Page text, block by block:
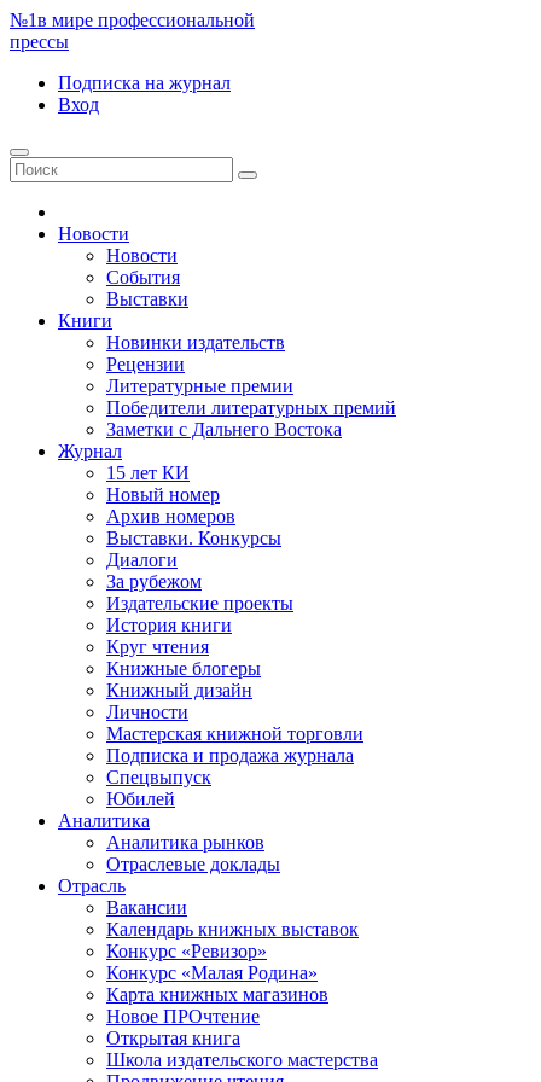
№1в мире профессиональной
прессы
Подписка на журнал
Вход
Новости
Новости
События
Выставки
Книги
Новинки издательств
Рецензии
Литературные премии
Победители литературных премий
Заметки с Дальнего Востока
Журнал
15 лет КИ
Новый номер
Архив номеров
Выставки. Конкурсы
Диалоги
За рубежом
Издательские проекты
История книги
Круг чтения
Книжные блогеры
Книжный дизайн
Личности
Мастерская книжной торговли
Подписка и продажа журнала
Спецвыпуск
Юбилей
Аналитика
Аналитика рынков
Отраслевые доклады
Отрасль
Вакансии
Календарь книжных выставок
Конкурс «Ревизор»
Конкурс «Малая Родина»
Карта книжных магазинов
Новое ПРОчтение
Открытая книга
Школа издательского мастерства